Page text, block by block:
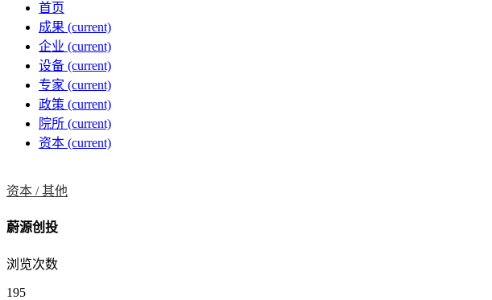
首页
成果 (current)
企业 (current)
设备 (current)
专家 (current)
政策 (current)
院所 (current)
资本 (current)
资本 /其他
蔚源创投
浏览次数
195